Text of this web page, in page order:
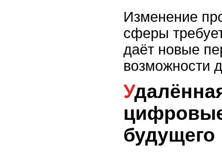
Изменение
сферы
даёт новые
возможности
Удалённая работа и
будущего